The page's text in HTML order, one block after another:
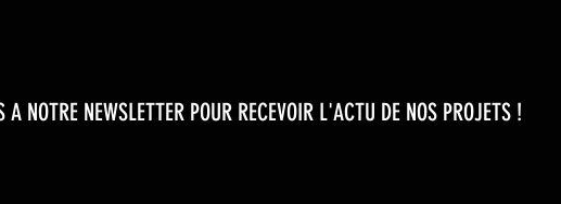
A NOTRE NEWSLETTER POUR RECEVOIR L'ACTU DE NOS PROJETS !